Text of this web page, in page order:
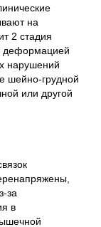
на
2 стадия
деформацией
нарушений
шейно-грудной
или другой
за
в